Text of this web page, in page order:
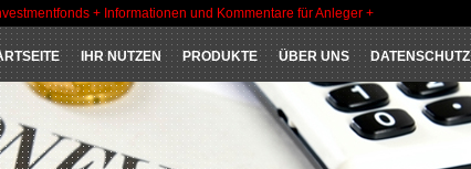
+ Informationen und Kommentare für Anleger +
IHR NUTZEN PRODUKTE ÜBER UNS DATENSCHUTZ